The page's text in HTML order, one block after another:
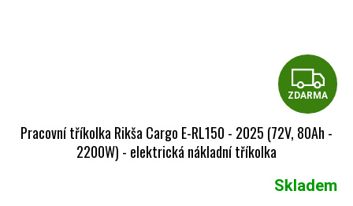
ZDARMA
Pracovní tříkolka Rikša Cargo E-RL150 - 2025 (72V, 80Ah -
2200W) - elektrická nákladní tříkolka
Skladem